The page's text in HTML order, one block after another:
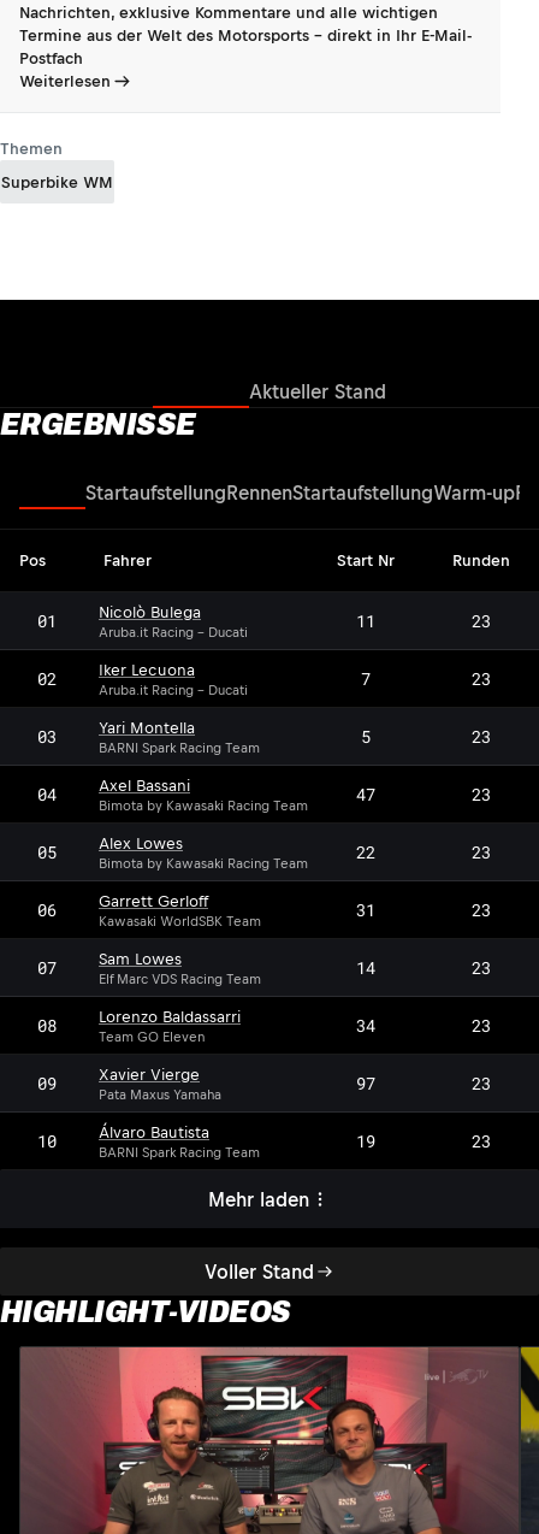
Nachrichten, exklusive Kommentare und alle wichtigen
Termine aus der Welt des Motorsports - direkt in Ihr E-Mail-
Postfach
Weiterlesen
Themen
Superbike WM
Aktueller Stand
ERGEBNISSE
Voller Stand
StartaufstellungRennenStartaufstellungWarm-up
Pos Fahrer Start Nr Runden
01 Nicolò Bulega
Aruba.it Racing - Ducati 11 23
02 Iker Lecuona
Aruba.it Racing - Ducati 7 23
03 Yari Montella
BARNI Spark Racing Team 5 23
04 Axel Bassani
Bimota by Kawasaki Racing Team 47 23
05 Alex Lowes
Bimota by Kawasaki Racing Team 22 23
06 Garrett Gerloff
Kawasaki WorldSBK Team 31 23
07 Sam Lowes
Elf Marc VDS Racing Team 14 23
08 Lorenzo Baldassarri
Team GO Eleven 34 23
09 Xavier Vierge
Pata Maxus Yamaha 97 23
10 Álvaro Bautista
BARNI Spark Racing Team 19 23
Mehr laden
HIGHLIGHT-VIDEOS